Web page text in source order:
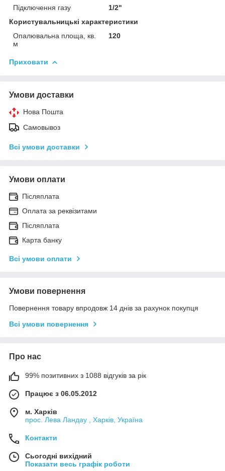
Підключення газу
1/2"
Користувальницькі характеристики
Опалювальна площа, кв.
м
120
Приховати
Умови доставки
Нова Пошта
Самовывоз
Всі умови доставки
Умови оплати
Післяплата
Оплата за реквізитами
Післяплата
Карта банку
Всі умови оплати
Умови повернення
Повернення товару впродовж 14 днів за рахунок покупця
Всі умови повернення
Про нас
99% позитивних з 1088 відгуків за рік
Працює з 06.05.2012
м. Харків
прос. Лева Ландау , Харків, Україна
Контакти
Сьогодні вихідний
Показати весь графік роботи